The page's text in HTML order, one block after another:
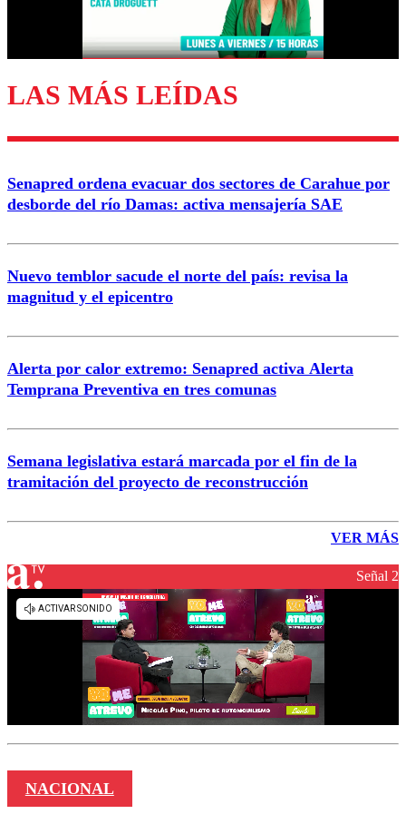
Enviar comentario
LAS MÁS LEÍDAS
Senapred ordena evacuar dos sectores de Carahue por
desborde del río Damas: activa mensajería SAE
Nuevo temblor sacude el norte del país: revisa la
magnitud y el epicentro
Alerta por calor extremo: Senapred activa Alerta
Temprana Preventiva en tres comunas
Semana legislativa estará marcada por el fin de la
tramitación del proyecto de reconstrucción
VER MÁS
Señal 2
NACIONAL